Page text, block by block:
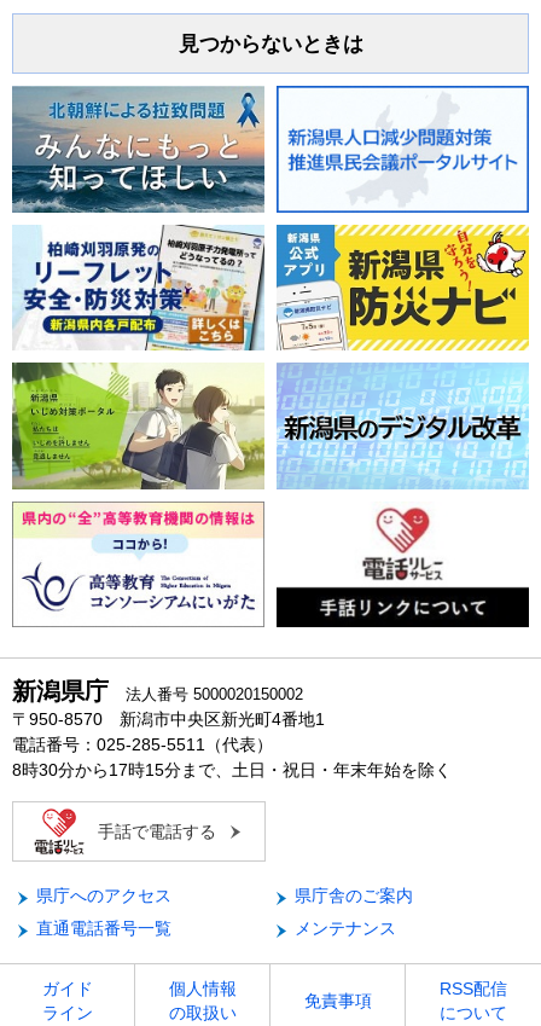
見つからないときは
新潟県庁 法人番号 5000020150002
〒950-8570 新潟市中央区新光町4番地1
電話番号：025-285-5511（代表）
8時30分から17時15分まで、土日・祝日・年末年始を除く
手話で電話する
県庁へのアクセス
県庁舎のご案内
直通電話番号一覧
メンテナンス
ガイド
ライン
個人情報
の取扱い
免責事項
RSS配信
について